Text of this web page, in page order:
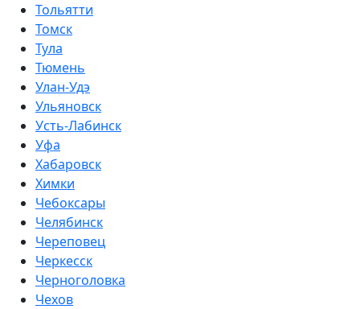
Тольятти
Томск
Тула
Тюмень
Улан-Удэ
Ульяновск
Усть-Лабинск
Уфа
Хабаровск
Химки
Чебоксары
Челябинск
Череповец
Черкесск
Черноголовка
Чехов